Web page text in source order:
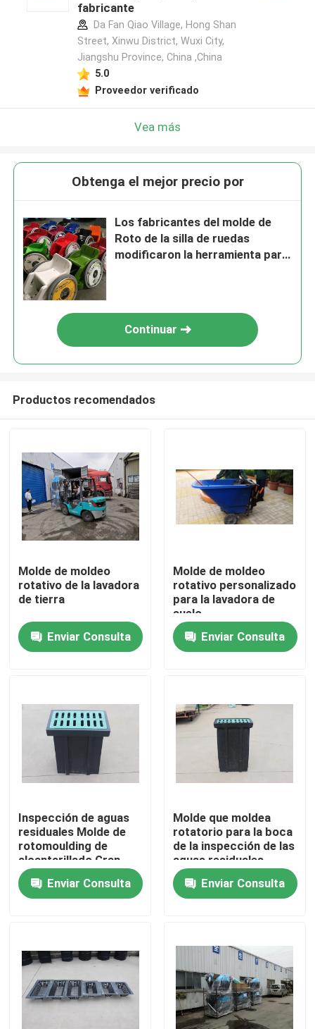
Hogar
Videos
Sobre nosotros
Control de calidad
Éntrenos en contacto con
Pida una cita
fabricante
Da Fan Qiao Village, Hong Shan
Street, Xinwu District, Wuxi City,
Jiangshu Province, China ,China
5.0
Proveedor verificado
Vea más
Obtenga el mejor precio por
Los fabricantes del molde de
Roto de la silla de ruedas
modificaron la herramienta para
Continuar
Productos recomendados
Molde de moldeo
rotativo de la lavadora
de tierra
Enviar Consulta
Molde de moldeo
rotativo personalizado
para la lavadora de
suelo
Enviar Consulta
Inspección de aguas
residuales Molde de
rotomoulding de
alcantarillado Gran
demanda
Enviar Consulta
Molde que moldea
rotatorio para la boca
de la inspección de las
aguas residuales
Enviar Consulta